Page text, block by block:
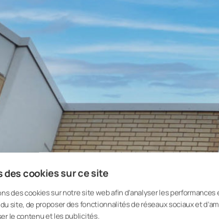
des cookies sur ce site
des cookies sur notre site web afin d’analyser les performances
site, de proposer des fonctionnalités de réseaux sociaux et
le contenu et les publicités.
Avec les vitrages de balcon et
une façade entièrement
intégrer le vitrage de manière à
compromettre la sécurité. Vous
balcons et de garde-corps en
à vos besoins.